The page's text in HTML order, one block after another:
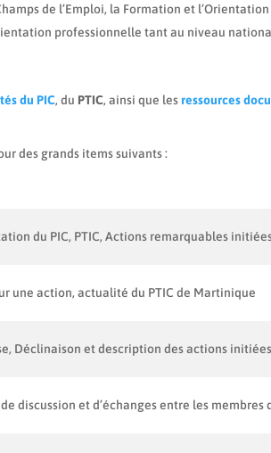
de l’Emploi, la Formation et
professionnelle tant au niveau
du PIC, du PTIC, ainsi que lesressources
des grands items suivants :
du PIC, PTIC, Actions remarquables
une action, actualité du PTIC de Martinique
Déclinaison et description des actions
de discussion et d’échanges entre les